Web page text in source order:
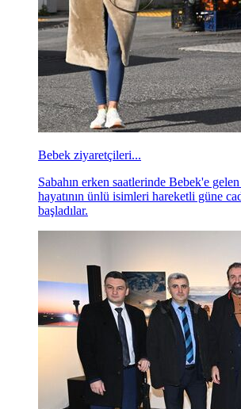
Bebek ziyaretçileri...
Sabahın erken saatlerinde Bebek'e
hayatının ünlü isimleri hareketli güne
başladılar.